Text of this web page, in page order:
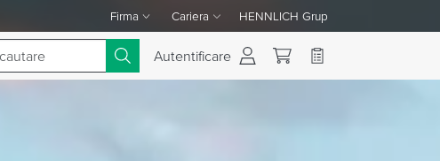
Firma
Comutare meniul derulant Firma
Cariera
Comutare meniul derulant Cariera
HENNLICH Grup
Autentificare